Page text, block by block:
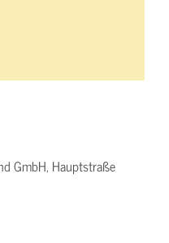
GmbH, Hauptstraße